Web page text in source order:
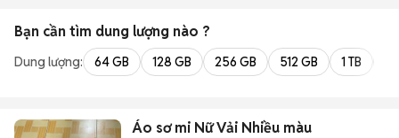
Bạn cần tìm dung lượng nào ?
Dung lượng: 64 GB 128 GB 256 GB 512 GB 1 TB
Áo sơ mi Nữ Vải Nhiều màu